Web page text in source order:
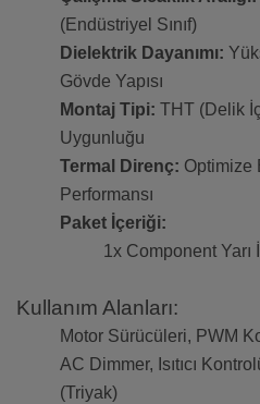
(Endüstriyel Sınıf)
Dielektrik Dayanımı:
Gövde Yapısı
Montaj Tipi: THT (Delik
Uygunluğu
Termal Direnç: Optimize
Performansı
Paket İçeriği:
1x Component Yarı
Kullanım Alanları:
Motor Sürücüleri, PWM
AC Dimmer, Isıtıcı
(Triyak)